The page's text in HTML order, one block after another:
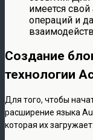
имеется
операций и
Создание
технологии
Для того, чтобы
расширение языка
которая их загружает: